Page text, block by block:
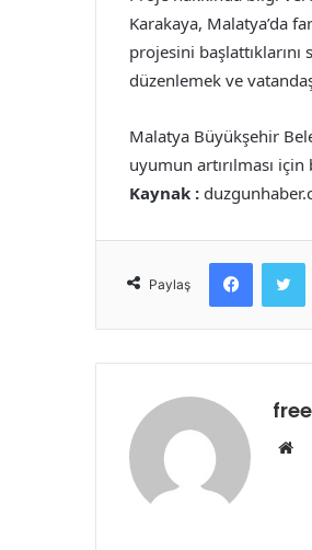
Karakaya, Malatya’da
projesini
düzenlemek ve
Malatya Büyükşehir
uyumun artırılması
Kaynak :
Paylaş